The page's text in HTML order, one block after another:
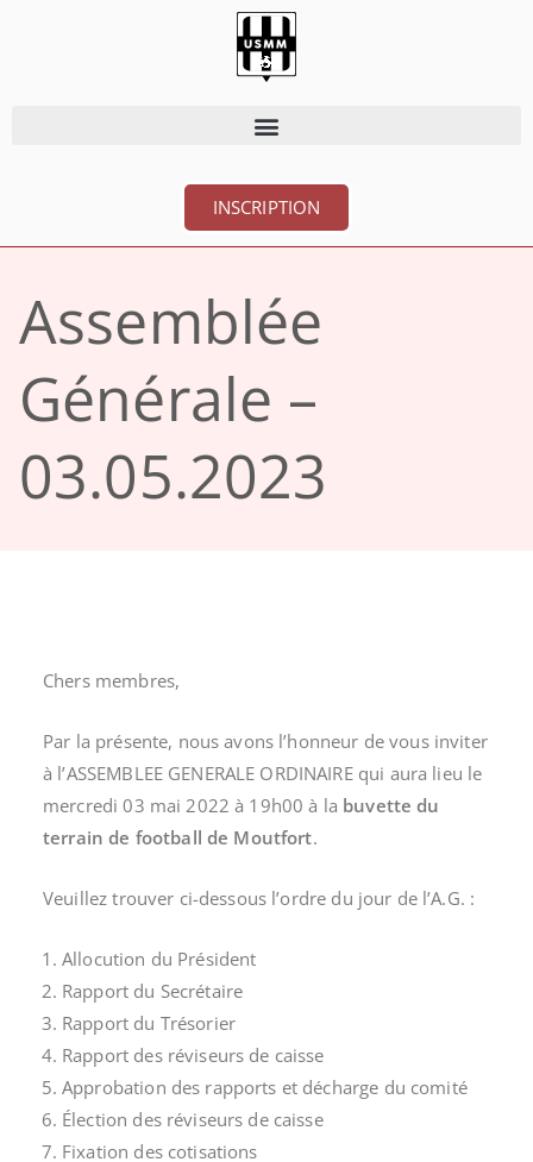
INSCRIPTION
Assemblée
Générale –
03.05.2023
Chers membres,
Par la présente, nous avons l’honneur de vous inviter
à l’ASSEMBLEE GENERALE ORDINAIRE qui aura lieu le
mercredi 03 mai 2022 à 19h00 à la buvette du
terrain de football de Moutfort.
Veuillez trouver ci-dessous l’ordre du jour de l’A.G. :
Allocution du Président
Rapport du Secrétaire
Rapport du Trésorier
Rapport des réviseurs de caisse
Approbation des rapports et décharge du comité
Élection des réviseurs de caisse
Fixation des cotisations